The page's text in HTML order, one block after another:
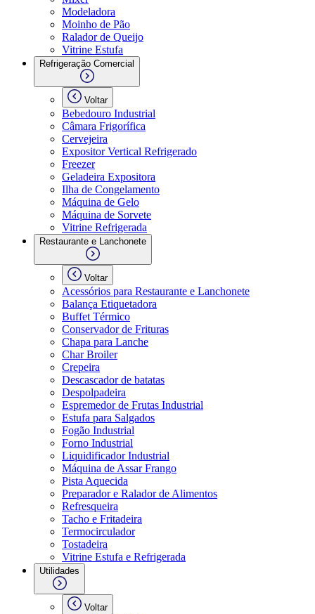
Modeladora
Moinho de Pão
Ralador de Queijo
Vitrine Estufa
Refrigeração Comercial
Voltar
Bebedouro Industrial
Câmara Frigorífica
Cervejeira
Expositor Vertical Refrigerado
Freezer
Geladeira Expositora
Ilha de Congelamento
Máquina de Gelo
Máquina de Sorvete
Vitrine Refrigerada
Restaurante e Lanchonete
Voltar
Acessórios para Restaurante e Lanchonete
Balança Etiquetadora
Buffet Térmico
Conservador de Frituras
Chapa para Lanche
Char Broiler
Crepeira
Descascador de batatas
Despolpadeira
Espremedor de Frutas Industrial
Estufa para Salgados
Fogão Industrial
Forno Industrial
Liquidificador Industrial
Máquina de Assar Frango
Pista Aquecida
Preparador e Ralador de Alimentos
Refresqueira
Tacho e Fritadeira
Termocirculador
Tostadeira
Vitrine Estufa e Refrigerada
Utilidades
Voltar